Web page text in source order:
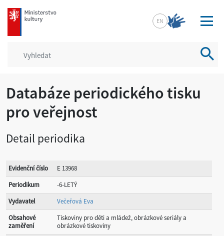
mkcr.cz
EN
Databáze periodického tisku
pro veřejnost
Detail periodika
Evidenční číslo
E 13968
Periodikum
-6-LETÝ
Vydavatel
Večeřová Eva
Obsahové
zaměření
Tiskoviny pro děti a mládež, obrázkové seriály a
obrázkové tiskoviny